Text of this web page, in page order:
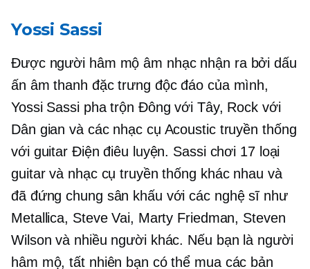
Yossi Sassi
Được người hâm mộ âm nhạc nhận ra bởi dấu
ấn âm thanh đặc trưng độc đáo của mình,
Yossi Sassi pha trộn Đông với Tây, Rock với
Dân gian và các nhạc cụ Acoustic truyền thống
với guitar Điện điêu luyện. Sassi chơi 17 loại
guitar và nhạc cụ truyền thống khác nhau và
đã đứng chung sân khấu với các nghệ sĩ như
Metallica, Steve Vai, Marty Friedman, Steven
Wilson và nhiều người khác. Nếu bạn là người
hâm mộ, tất nhiên bạn có thể mua các bản